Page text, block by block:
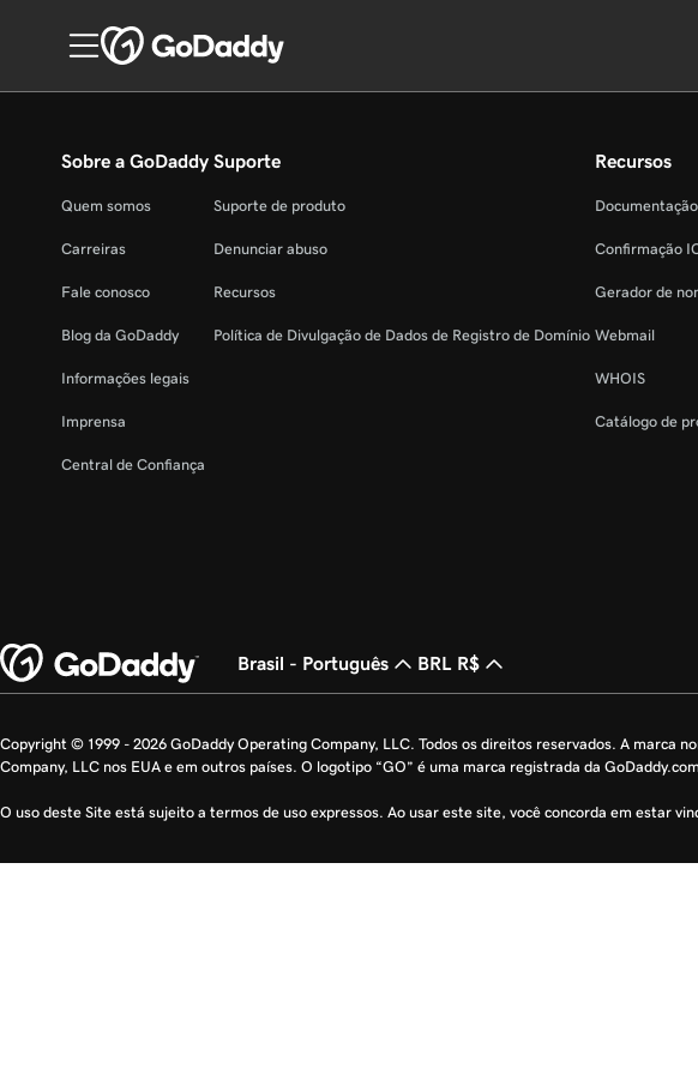
Sobre a GoDaddy
Quem somos
Carreiras
Fale conosco
Blog da GoDaddy
Informações legais
Imprensa
Central de Confiança
Suporte
Suporte de produto
Denunciar abuso
Recursos
Política de Divulgação de Dados de Registro de Domínio
Recursos
Confirmação
Gerador de
Webmail
WHOIS
Catálogo de
Brasil - Português BRL R$
Copyright © 1999 - 2026 GoDaddy Operating Company, LLC. Todos os direitos reservados. A marca
Company, LLC nos EUA e em outros países. O logotipo “GO” é uma marca registrada da
O uso deste Site está sujeito a termos de uso expressos. Ao usar este site, você concorda em estar